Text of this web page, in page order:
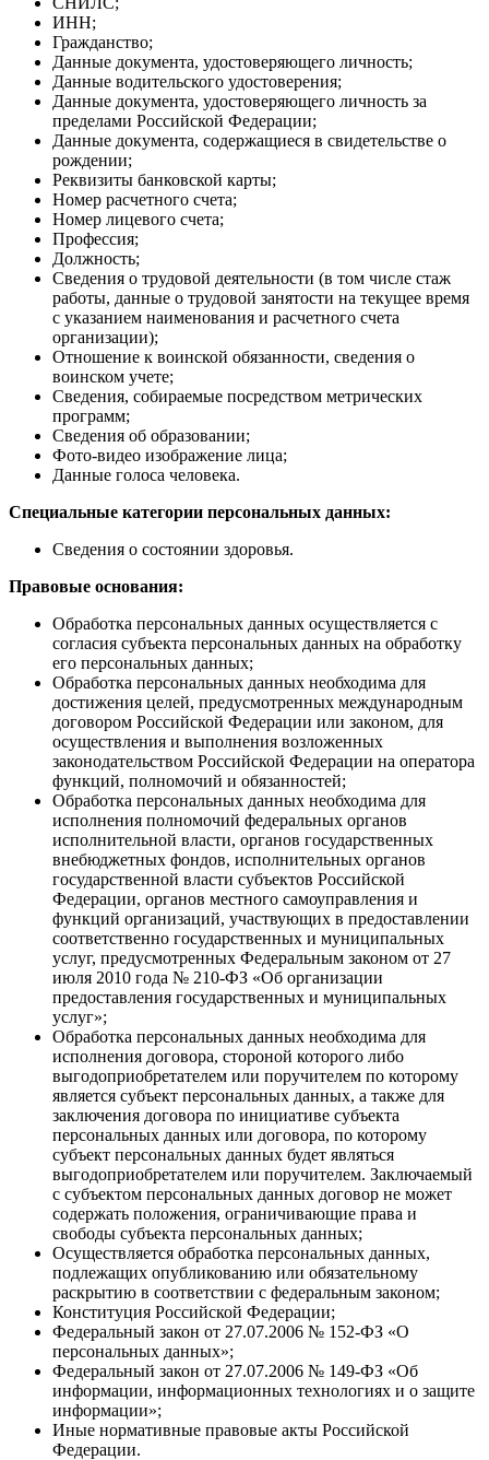
ИНН;
Гражданство;
Данные документа, удостоверяющего личность;
Данные водительского удостоверения;
Данные документа, удостоверяющего личность за
пределами Российской Федерации;
Данные документа, содержащиеся в свидетельстве о
рождении;
Реквизиты банковской карты;
Номер расчетного счета;
Номер лицевого счета;
Профессия;
Должность;
Сведения о трудовой деятельности (в том числе стаж
работы, данные о трудовой занятости на текущее время
с указанием наименования и расчетного счета
организации);
Отношение к воинской обязанности, сведения о
воинском учете;
Сведения, собираемые посредством метрических
программ;
Сведения об образовании;
Фото-видео изображение лица;
Данные голоса человека.
Специальные категории персональных данных:
Сведения о состоянии здоровья.
Правовые основания:
Обработка персональных данных осуществляется с
согласия субъекта персональных данных на обработку
его персональных данных;
Обработка персональных данных необходима для
достижения целей, предусмотренных международным
договором Российской Федерации или законом, для
осуществления и выполнения возложенных
законодательством Российской Федерации на оператора
функций, полномочий и обязанностей;
Обработка персональных данных необходима для
исполнения полномочий федеральных органов
исполнительной власти, органов государственных
внебюджетных фондов, исполнительных органов
государственной власти субъектов Российской
Федерации, органов местного самоуправления и
функций организаций, участвующих в предоставлении
соответственно государственных и муниципальных
услуг, предусмотренных Федеральным законом от 27
июля 2010 года № 210-ФЗ «Об организации
предоставления государственных и муниципальных
услуг»;
Обработка персональных данных необходима для
исполнения договора, стороной которого либо
выгодоприобретателем или поручителем по которому
является субъект персональных данных, а также для
заключения договора по инициативе субъекта
персональных данных или договора, по которому
субъект персональных данных будет являться
выгодоприобретателем или поручителем. Заключаемый
с субъектом персональных данных договор не может
содержать положения, ограничивающие права и
свободы субъекта персональных данных;
Осуществляется обработка персональных данных,
подлежащих опубликованию или обязательному
раскрытию в соответствии с федеральным законом;
Конституция Российской Федерации;
Федеральный закон от 27.07.2006 № 152-ФЗ «О
персональных данных»;
Федеральный закон от 27.07.2006 № 149-ФЗ «Об
информации, информационных технологиях и о защите
информации»;
Иные нормативные правовые акты Российской
Федерации.